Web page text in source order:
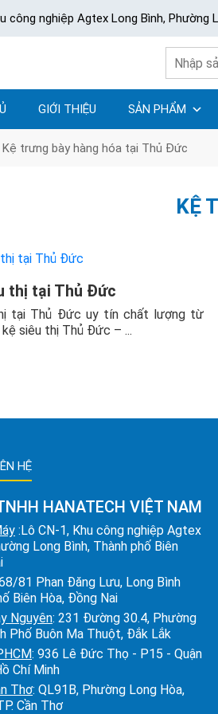
công nghiệp Agtex Long Bình, Phường
GIỚI THIỆU SẢN PHẨM
Kệ trưng bày hàng hóa tại Thủ Đức
KỆ
thị tại Thủ Đức
tại Thủ Đức uy tín chất lượng từ
kệ siêu thị Thủ Đức – ...
HỆ
HANATECH VIỆT NAM
:Lô CN-1, Khu công nghiệp Agtex
Long Bình, Thành phố Biên
81 Phan Đăng Lưu, Long Bình
Biên Hòa, Đồng Nai
Nguyên: 231 Đường 30.4, Phường
Phố Buôn Ma Thuột, Đắk Lắk
: 936 Lê Đức Thọ - P15 - Quận
Chí Minh
Thơ: QL91B, Phường Long Hòa,
Cần Thơ